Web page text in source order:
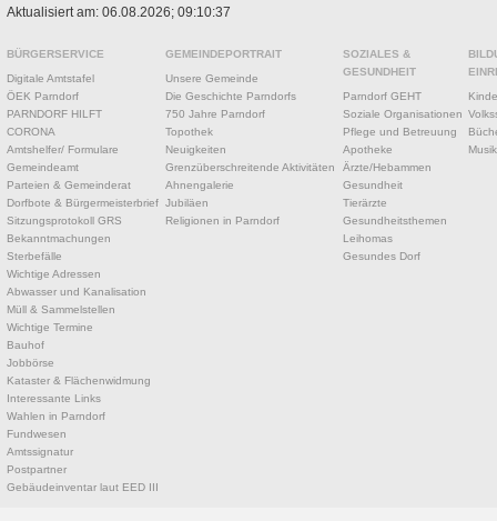
Aktualisiert am: 06.08.2026; 09:10:37
BÜRGERSERVICE
Digitale Amtstafel
ÖEK Parndorf
PARNDORF HILFT
CORONA
Amtshelfer/ Formulare
Gemeindeamt
Parteien & Gemeinderat
Dorfbote & Bürgermeisterbrief
Sitzungsprotokoll GRS
Bekanntmachungen
Sterbefälle
Wichtige Adressen
Abwasser und Kanalisation
Müll & Sammelstellen
Wichtige Termine
Bauhof
Jobbörse
Kataster & Flächenwidmung
Interessante Links
Wahlen in Parndorf
Fundwesen
Amtssignatur
Postpartner
Gebäudeinventar laut EED III
GEMEINDEPORTRAIT
Unsere Gemeinde
Die Geschichte Parndorfs
750 Jahre Parndorf
Topothek
Neuigkeiten
Grenzüberschreitende Aktivitäten
Ahnengalerie
Jubiläen
Religionen in Parndorf
SOZIALES &
GESUNDHEIT
Parndorf GEHT
Soziale Organisationen
Pflege und Betreuung
Apotheke
Ärzte/Hebammen
Gesundheit
Tierärzte
Gesundheitsthemen
Leihomas
Gesundes Dorf